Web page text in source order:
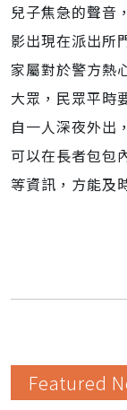
兒子焦急的聲音
影出現在派出所
家屬對於警方熱
大眾，民眾平時
自一人深夜外出
可以在長者包包
等資訊，方能及
Featured